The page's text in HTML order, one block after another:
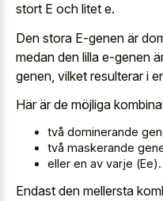
stort E och litet e.
Den stora E-genen är
medan den lilla e-genen
genen, vilket resulterar i
Här är de möjliga
två dominerande
två maskerande
eller en av varje (Ee).
Endast den mellersta